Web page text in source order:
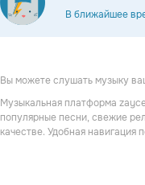
В ближайшее
Brian Simpson
Вы можете слушать музыку
Музыкальная платформа
популярные песни, свежие
качестве. Удобная